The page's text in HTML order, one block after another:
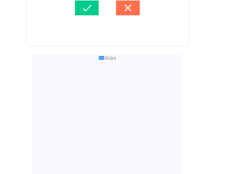
Iklan